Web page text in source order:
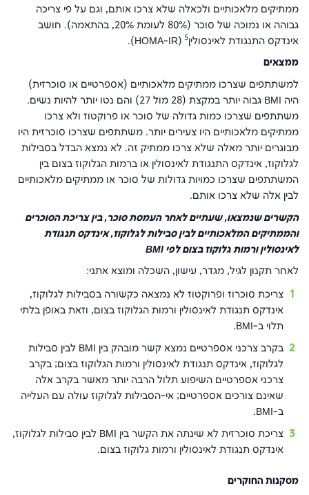
ממתיקים מלאכותיים ולכאלה שלא צרכו אותם, וגם על פי צריכה
גבוהה או נמוכה של סוכר (80% לעומת 20%, בהתאמה). חושב
אינדקס התנגודת לאינסולין5
(
HOMA-IR
).
ממצאים
למשתתפים שצרכו ממתיקים מלאכותיים (אספרטיים או סוכרזית)
היה
BMI
גבוה יותר במקצת (28 מול 27) והם נטו יותר להיות נשים.
משתתפים שצרכו כמות גדולה של סוכר או פרוקטוז ולא צרכו
ממתיקים מלאכותיים היו צעירים יותר. משתתפים שצרכו סוכרזית היו
מבוגרים יותר מאלה שלא צרכו ממתיק זה. לא נמצא הבדל בסבילות
לגלוקוז, אינדקס התנגודת לאינסולין או ברמות הגלוקוז בצום בין
המשתתפים שצרכו כמויות גדולות של סוכר או ממתיקים מלאכותיים
לבין אלה שלא צרכו אותם.
הקשרים שנמצאו, שעתיים לאחר העמסת סוכר, בין צריכת הסוכרים
והממתיקים המלאכותיים לבין סבילות לגלוקוז, אינדקס תנגודת
לאינסולין ורמות גלוקוז בצום לפי BMI
לאחר תקנון לגיל, מגדר, עישון, השכלה ומוצא אתני:
צריכת סוכרוז ופרוקטוז לא נמצאה כקשורה בסבילות לגלוקוז,
אינדקס תנגודת לאינסולין ורמות הגלוקוז בצום, וזאת באופן בלתי
תלוי ב-BMI
.
בקרב צרכני אספרטיים נמצא קשר מובהק בין BMI לבין סבילות
לגלוקוז, אינדקס תנגודת לאינסולין ורמות הגלוקוז בצום; בקרב
צרכני אספרטיים השיפוע תלול הרבה יותר מאשר בקרב אלה
שאינם צורכים אספרטיים; אי-הסבילות לגלוקוז עולה עם העלייה
ב-BMI
.
צריכת סוכרזית לא שינתה את הקשר בין BMI לבין סבילות לגלוקוז,
אינדקס תנגודת לאינסולין ורמות גלוקוז בצום.
מסקנות החוקרים